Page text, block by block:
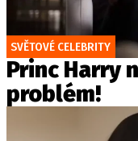
SVĚTOVÉ CELEBRITY
Princ Harry
problém!